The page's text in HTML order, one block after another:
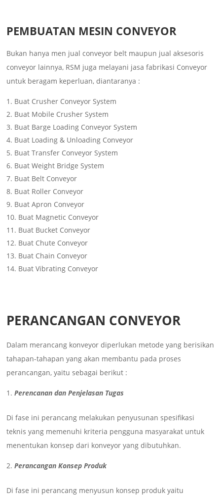
PEMBUATAN MESIN CONVEYOR
Bukan hanya men jual conveyor belt maupun jual aksesoris
conveyor lainnya, RSM juga melayani jasa fabrikasi Conveyor
untuk beragam keperluan, diantaranya :
Buat Crusher Conveyor System
Buat Mobile Crusher System
Buat Barge Loading Conveyor System
Buat Loading & Unloading Conveyor
Buat Transfer Conveyor System
Buat Weight Bridge System
Buat Belt Conveyor
Buat Roller Conveyor
Buat Apron Conveyor
Buat Magnetic Conveyor
Buat Bucket Conveyor
Buat Chute Conveyor
Buat Chain Conveyor
Buat Vibrating Conveyor
PERANCANGAN CONVEYOR
Dalam merancang konveyor diperlukan metode yang berisikan
tahapan-tahapan yang akan membantu pada proses
perancangan, yaitu sebagai berikut :
Perencanan dan Penjelasan Tugas
Di fase ini perancang melakukan penyusunan spesifikasi
teknis yang memenuhi kriteria pengguna masyarakat untuk
menentukan konsep dari konveyor yang dibutuhkan.
Perancangan Konsep Produk
Di fase ini perancang menyusun konsep produk yaitu